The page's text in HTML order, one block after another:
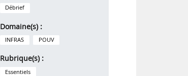
Débrief
Domaine(s) :
INFRAS POUV
Rubrique(s) :
Essentiels